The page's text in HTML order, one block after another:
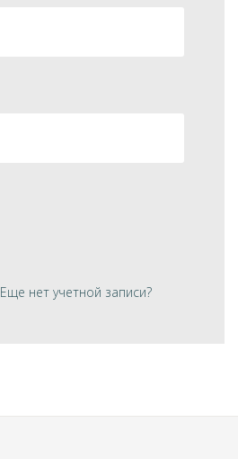
Еще нет учетной записи?